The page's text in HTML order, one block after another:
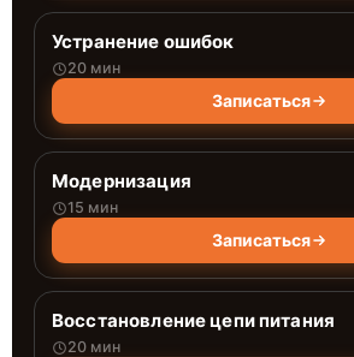
Устранение ошибок
20 мин
Записаться
Модернизация
15 мин
Записаться
Восстановление цепи питания
20 мин